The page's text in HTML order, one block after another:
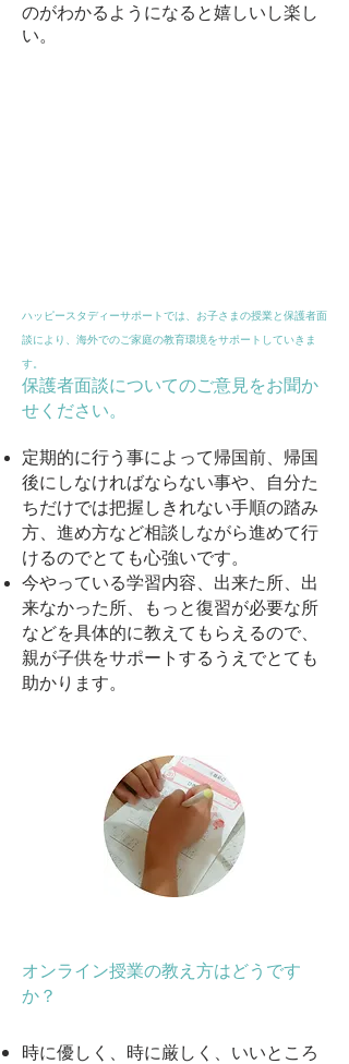
のがわかるようになると嬉しいし楽し
い。
ハッピースタディーサポートでは、お子さまの授業と保護者面
談により、海外でのご家庭の教育環境をサポートしていきま
す。
保護者面談についてのご意見をお聞か
せください。
定期的に行う事によって帰国前、帰国
後にしなければならない事や、自分た
ちだけでは把握しきれない手順の踏み
方、進め方など相談しながら進めて行
けるのでとても心強いです。
今やっている学習内容、出来た所、出
来なかった所、もっと復習が必要な所
などを具体的に教えてもらえるので、
親が子供をサポートするうえでとても
助かります。
オンライン授業の教え方はどうです
か？
時に優しく、時に厳しく、いいところ